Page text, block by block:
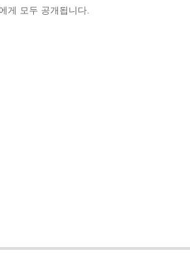
게 모두 공개됩니다.